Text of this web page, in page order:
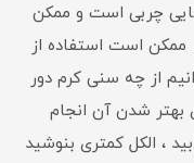
چربی است و ممکن
است استفاده از
از چه سنی کرم دور
بهتر شدن آن انجام
، الکل کمتری بنوشید